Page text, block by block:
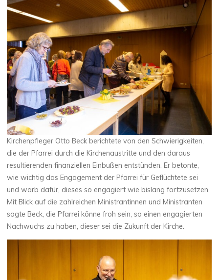
Kirchenpfleger Otto Beck berichtete von den Schwierigkeiten,
die der Pfarrei durch die Kirchenaustritte und den daraus
resultierenden finanziellen Einbußen entstünden. Er betonte,
wie wichtig das Engagement der Pfarrei für Geflüchtete sei
und warb dafür, dieses so engagiert wie bislang fortzusetzen.
Mit Blick auf die zahlreichen Ministrantinnen und Ministranten
sagte Beck, die Pfarrei könne froh sein, so einen engagierten
Nachwuchs zu haben, dieser sei die Zukunft der Kirche.